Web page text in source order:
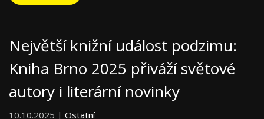
Největší knižní událost podzimu:
Kniha Brno 2025 přiváží světové
autory i literární novinky
10.10.2025 | Ostatní